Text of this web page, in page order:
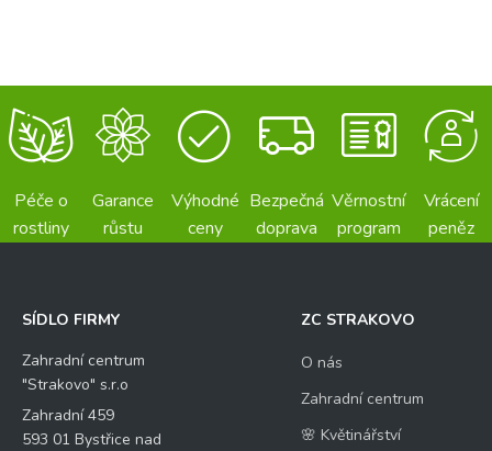
Péče o
rostliny
Garance
růstu
Výhodné
ceny
Bezpečná
doprava
Věrnostní
program
Vrácení
peněz
SÍDLO FIRMY
Zahradní centrum
"Strakovo" s.r.o
Zahradní 459
593 01 Bystřice nad
ZC STRAKOVO
O nás
Zahradní centrum
🌸 Květinářství